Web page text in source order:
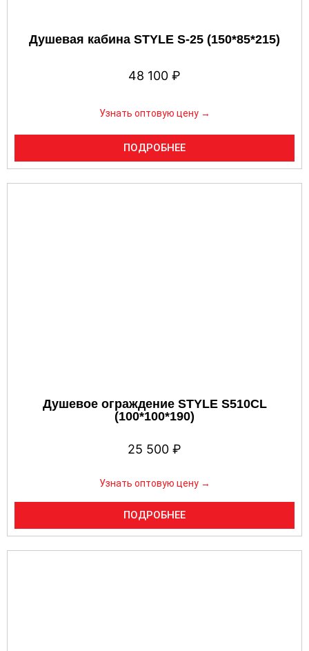
Душевая кабина STYLE S-25 (150*85*215)
48 100 ₽
Узнать оптовую цену →
ПОДРОБНЕЕ
Душевое ограждение STYLE S510CL
(100*100*190)
25 500 ₽
Узнать оптовую цену →
ПОДРОБНЕЕ